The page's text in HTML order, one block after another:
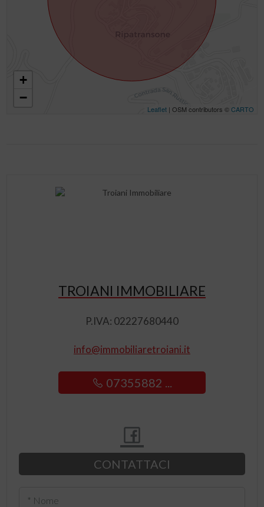
+
−
Leaflet| OSM contributors ©CARTO
TROIANI IMMOBILIARE
P.IVA: 02227680440
info@immobiliaretroiani.it
07355882 ...
CONTATTACI
* Nome